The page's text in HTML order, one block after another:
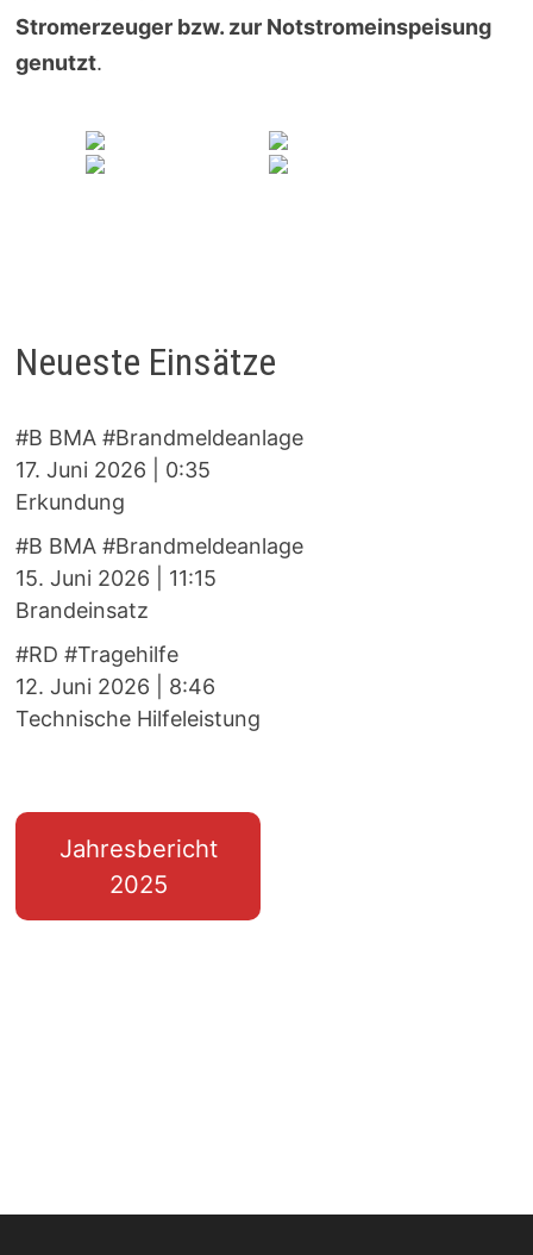
Stromerzeuger bzw. zur Notstromeinspeisung
genutzt.
Neueste Einsätze
#B BMA #Brandmeldeanlage
17. Juni 2026
0:35
Erkundung
#B BMA #Brandmeldeanlage
15. Juni 2026
11:15
Brandeinsatz
#RD #Tragehilfe
12. Juni 2026
8:46
Technische Hilfeleistung
Jahresbericht
2025